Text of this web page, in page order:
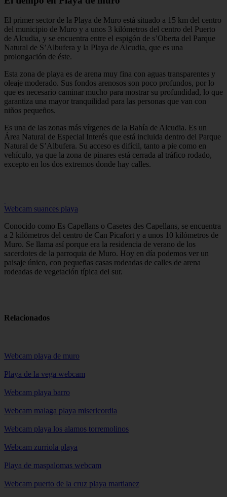
El primer sector de la Playa de Muro está situado a 15 km del centro
del municipio de Muro y a unos 3 kilómetros del centro del Puerto
de Alcudia, y se encuentra entre el espigón de s’Oberta del Parque
Natural de S’Albufera y la Playa de Alcudia, que es una
prolongación de éste.
Esta zona de playa es de arena muy fina con aguas transparentes y
oleaje moderado. Sus fondos arenosos son poco profundos, por lo
que es necesario caminar mucho para mostrar su profundidad, lo que
garantiza una mayor tranquilidad para las personas que van con
niños pequeños.
Es una de las zonas más vírgenes de la Bahía de Alcudia. Es un
Área Natural de Especial Interés que está incluida dentro del Parque
Natural de S’Albufera. Su acceso es difícil, tanto a pie como en
vehículo, ya que la zona de pinares está cerrada al tráfico rodado,
excepto en los dos extremos donde hay calles.
Webcam suances playa
Conocido como Es Capellans o Casetes des Capellans, se encuentra
a 2 kilómetros del centro de Can Picafort y a unos 10 kilómetros de
Muro. Se llama así porque era la residencia de verano de los
sacerdotes de la parroquia de Muro. Hoy en día podemos ver un
paisaje único, con pequeñas casas rodeadas de calles de arena
rodeadas de vegetación típica del sur.
Relacionados
Webcam playa de muro
Playa de la vega webcam
Webcam playa barro
Webcam malaga playa misericordia
Webcam playa los alamos torremolinos
Webcam zurriola playa
Playa de maspalomas webcam
Webcam puerto de la cruz playa martianez